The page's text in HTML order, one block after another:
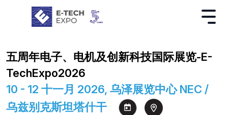
五周年电子、电机及创新科技国际展览-E-
TechExpo2026
10 - 12 十一月 2026, 乌泽展览中心 NEC /
乌兹别克斯坦塔什干